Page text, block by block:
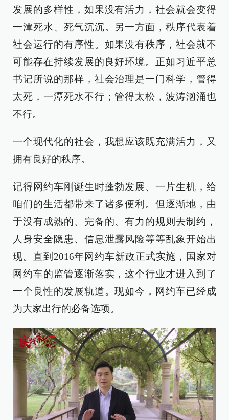
发展的多样性，如果没有活力，社会就会变得
一潭死水、死气沉沉。另一方面，秩序代表着
社会运行的有序性。如果没有秩序，社会就不
可能存在持续发展的良好环境。正如习近平总
书记所说的那样，社会治理是一门科学，管得
太死，一潭死水不行；管得太松，波涛汹涌也
不行。
一个现代化的社会，我想应该既充满活力，又
拥有良好的秩序。
记得网约车刚诞生时蓬勃发展、一片生机，给
咱们的生活都带来了诸多便利。但逐渐地，由
于没有成熟的、完备的、有力的规则去制约，
人身安全隐患、信息泄露风险等等乱象开始出
现。直到2016年网约车新政正式实施，国家对
网约车的监管逐渐落实，这个行业才进入到了
一个良性的发展轨道。现如今，网约车已经成
为大家出行的必备选项。